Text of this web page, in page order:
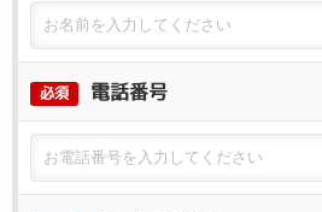
必須 電話番号